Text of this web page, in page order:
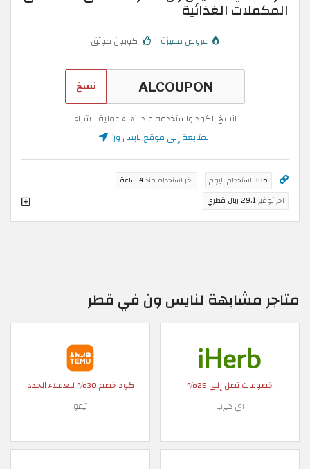
المكملات الغذائية
عروض مميزة كوبون موثق
نسخ
انسخ الكود واستخدمه عند انهاء عملية الشراء
المتابعة إلى موقع نايس ون
306 استخدام اليوم اخر استخدام منذ4 ساعة
اخر توفير29.1 ريال قطري
متاجر مشابهة لنايس ون في قطر
خصومات تصل إلى 25%
اي هيرب
كود خصم 30% للعملاء الجدد
تيمو